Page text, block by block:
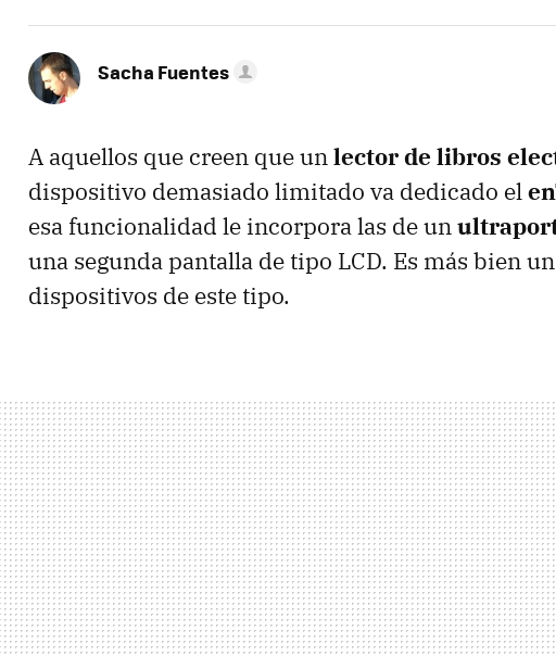
Sacha Fuentes
A aquellos que creen que unlector de libros
dispositivo demasiado limitado va dedicado el
esa funcionalidad le incorpora las de un
una segunda pantalla de tipo LCD. Es más bien
dispositivos de este tipo.